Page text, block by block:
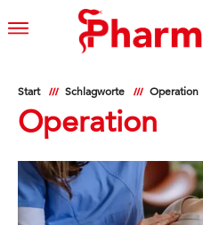
Start Schlagworte Operation
Operation